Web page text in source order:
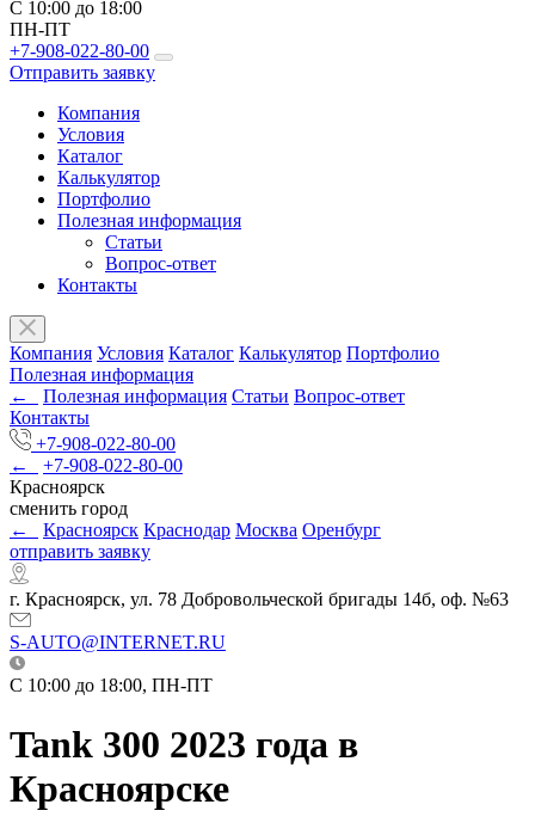
C 10:00 до 18:00
ПН-ПТ
+7-908-022-80-00
Отправить заявку
Компания
Условия
Каталог
Калькулятор
Портфолио
Полезная информация
Статьи
Вопрос-ответ
Контакты
Компания Условия Каталог Калькулятор Портфолио
Полезная информация
←
Полезная информация Статьи Вопрос-ответ
Контакты
+7-908-022-80-00
←
+7-908-022-80-00
Красноярск
сменить город
←
Красноярск Краснодар Москва Оренбург
отправить заявку
г. Красноярск, ул. 78 Добровольческой бригады 14б, оф. №63
S-AUTO@INTERNET.RU
C 10:00 до 18:00, ПН-ПТ
Tank 300 2023 года в
Красноярске